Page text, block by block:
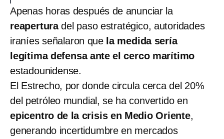
Apenas horas después de anunciar la
reaperturadel paso estratégico, autoridades
iraníes señalaron que la medida sería
legítima defensa ante el cerco marítimo
estadounidense.
El Estrecho, por donde circula cerca del 20%
del petróleo mundial, se ha convertido en
epicentro de la crisis en Medio Oriente,
generando incertidumbre en mercados